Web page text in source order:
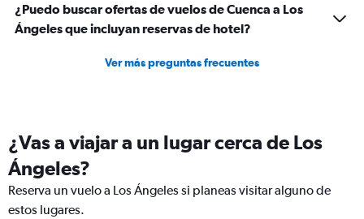
¿Puedo buscar ofertas de vuelos de Cuenca a Los
Ángeles que incluyan reservas de hotel?
Ver más preguntas frecuentes
¿Vas a viajar a un lugar cerca de Los
Ángeles?
Reserva un vuelo a Los Ángeles si planeas visitar alguno de
estos lugares.